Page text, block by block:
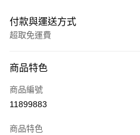
付款與運送方式
超取免運費
全家線上支付
超商取貨付款
運送方式
商品特色
商品編號
11899883
商品特色